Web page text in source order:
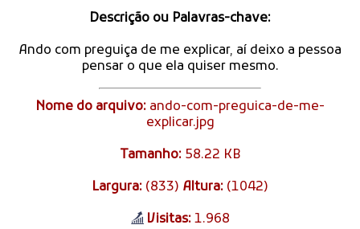
Descrição ou Palavras-chave:
Ando com preguiça de me explicar, aí deixo a pessoa
pensar o que ela quiser mesmo.
Nome do arquivo: ando-com-preguica-de-me-
explicar.jpg
Tamanho:58.22 KB
Largura: (833) Altura: (1042)
Visitas:1.968